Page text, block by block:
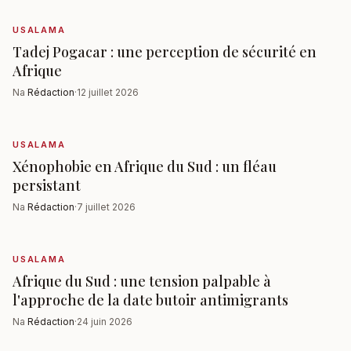
USALAMA
Tadej Pogacar : une perception de sécurité en
Afrique
Na Rédaction·12 juillet 2026
USALAMA
Xénophobie en Afrique du Sud : un fléau
persistant
Na Rédaction·7 juillet 2026
USALAMA
Afrique du Sud : une tension palpable à
l'approche de la date butoir antimigrants
Na Rédaction·24 juin 2026